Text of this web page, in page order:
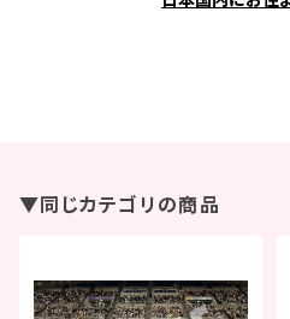
▼同じカテゴリの商品